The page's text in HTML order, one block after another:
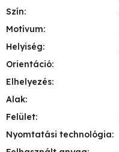
Szín:
Motívum:
Helyiség:
Orientáció:
Elhelyezés:
Alak:
Felület:
Nyomtatási technológia: